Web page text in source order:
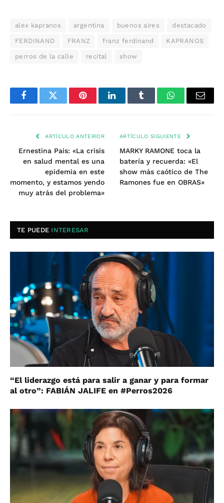
alex kapranos argentina buenos aires destacado
FERDINAND FRANZ franz ferdinand KAPRANOS
perros de la calle recital show
FacebookTwitter PinterestLinkedInTumblr WhatsAppEmail
ARTÍCULO ANTERIOR
Ernestina Pais: «La crisis
en salud mental es una
epidemia en este
momento, y estamos yendo
muy atrás del problema»
ARTÍCULO SIGUIENTE
MARKY RAMONE toca la
batería y recuerda: «El
show más caótico de The
Ramones fue en OBRAS»
TE PUEDE INTERESAR
“El liderazgo está para salir a ganar y para formar
al otro”: FABIÁN JALIFE en #Perros2026